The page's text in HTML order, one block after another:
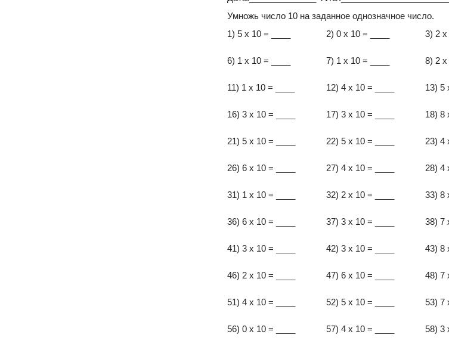
Умножь число 10 на заданное однозначное число.
1) 5 x 10 = ____
2) 0 x 10 = ____ 3) 2 x
6) 1 x 10 = ____ 7) 1 x 10 = ____ 8) 2 x
11) 1 x 10 = ____ 12) 4 x 10 = ____ 13) 5
16) 3 x 10 = ____ 17) 3 x 10 = ____ 18) 8
21) 5 x 10 = ____ 22) 5 x 10 = ____ 23) 4
26) 6 x 10 = ____ 27) 4 x 10 = ____ 28) 4
31) 1 x 10 = ____ 32) 2 x 10 = ____ 33) 8
36) 6 x 10 = ____ 37) 3 x 10 = ____ 38) 7
41) 3 x 10 = ____ 42) 3 x 10 = ____ 43) 8
46) 2 x 10 = ____ 47) 6 x 10 = ____ 48) 7
51) 4 x 10 = ____ 52) 5 x 10 = ____ 53) 7
56) 0 x 10 = ____ 57) 4 x 10 = ____ 58) 3